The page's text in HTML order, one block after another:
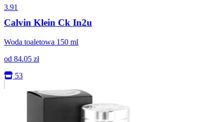
3.91
Calvin Klein Ck In2u
Woda toaletowa 150 ml
od 84.05 zł
53